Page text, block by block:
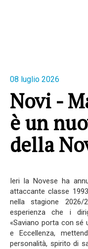
08 luglio 2026
Novi -
è un
della
Ieri la Novese ha
attaccante classe
nella stagione
esperienza che i
«Saviano porta con
e Eccellenza,
personalità, spirito di